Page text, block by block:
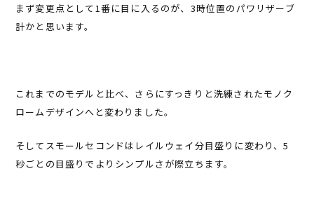
まず変更点として1番に目に入るのが、3時位置のパワリザーブ
計かと思います。
これまでのモデルと比べ、さらにすっきりと洗練されたモノク
ロームデザインへと変わりました。
そしてスモールセコンドはレイルウェイ分目盛りに変わり、5
秒ごとの目盛りでよりシンプルさが際立ちます。